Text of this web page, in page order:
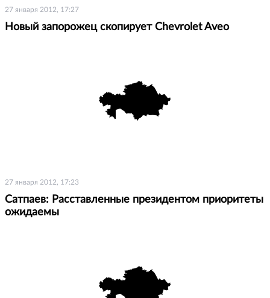
27 января 2012, 17:27
Новый запорожец скопирует Chevrolet Aveo
27 января 2012, 17:23
Сатпаев: Расставленные президентом приоритеты
ожидаемы